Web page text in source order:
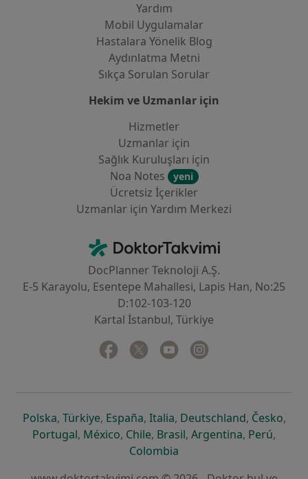
Yardım
Mobil Uygulamalar
Hastalara Yönelik Blog
Aydınlatma Metni
Sıkça Sorulan Sorular
Hekim ve Uzmanlar için
Hizmetler
Uzmanlar için
Sağlık Kuruluşları için
Noa Notes
yeni
Ücretsiz İçerikler
Uzmanlar için Yardım Merkezi
DoktorTakvimi - Ana Sayfa
DocPlanner Teknoloji A.Ş.
E-5 Karayolu, Esentepe Mahallesi, Lapis Han, No:25
D:102-103-120
Kartal İstanbul, Türkiye
Facebook
yeni bir sekmede açılır
Twitter
yeni bir sekmede açılır
Youtube
yeni bir sekmede açılır
Polskayeni bir sekmede açılır
, Türkiyeyeni bir sekmede açılır
, Españayeni bir sekmede açılır
, Italiayeni bir sekmede açılır
, Deutschlandyeni bir
, Českoyeni
,
Portugalyeni bir sekmede açılır
, Méxicoyeni bir sekmede açılır
, Chileyeni bir sekmede açılır
, Brasilyeni bir sekmede açılır
, Argentinayeni bir
, Perúyeni
,
Colombia